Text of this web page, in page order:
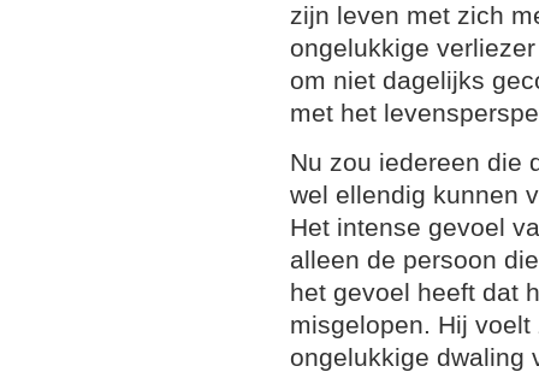
zijn leven met zich
ongelukkige
om niet dagelijks
met het
Nu zou iedereen die
wel ellendig kunnen
Het intense gevoel
alleen de persoon
het gevoel heeft dat
misgelopen. Hij
ongelukkige dwaling